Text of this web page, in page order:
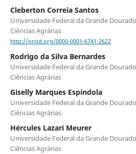
Cleberton Correia Santos
Universidade Federal da Grande
Ciências Agrárias
http://orcid.org/0000-0001-6741-2622
Rodrigo da Silva Bernardes
Universidade Federal da Grande
Ciências Agrárias
Giselly Marques Espíndola
Universidade Federal da Grande
Ciências Agrárias
Hércules Lazari Meurer
Universidade Federal da Grande
Ciências Agrárias